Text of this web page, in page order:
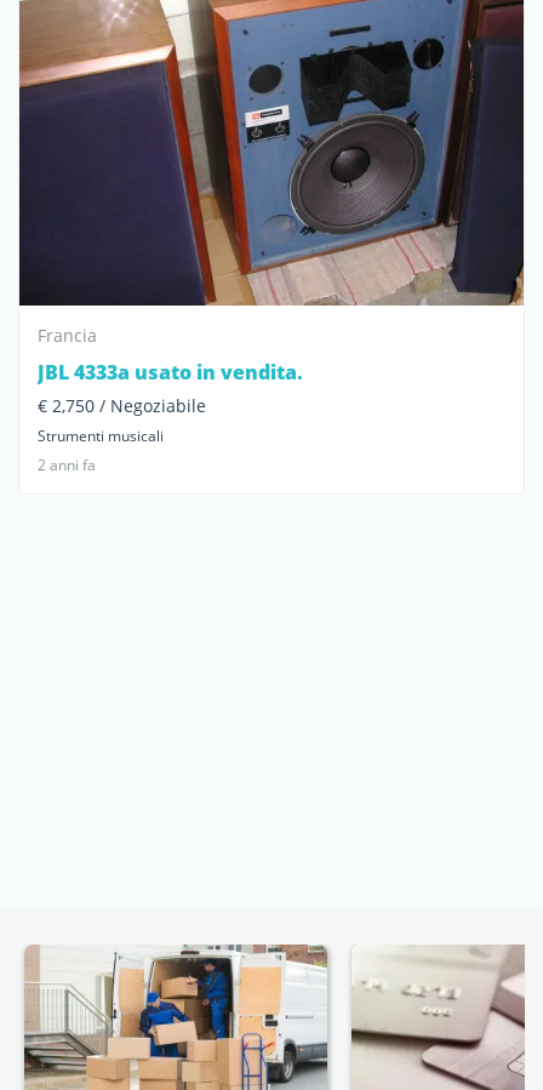
Francia
JBL 4333a usato in vendita.
€ 2,750 / Negoziabile
Strumenti musicali
2 anni fa